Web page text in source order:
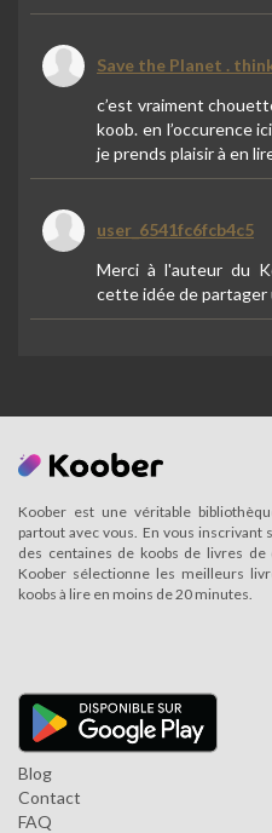
Save the Planet .
c’est vraiment
koob. en l’occurence
je prends plaisir à en
user_6541fc6fcb4c5
Merci à l'auteur du
cette idée de partager
Koober est une véritable
partout avec vous. En vous
des centaines de koobs de livres
Koober sélectionne les meilleurs
koobs à lire en moins de 20 minutes.
Blog
Contact
FAQ